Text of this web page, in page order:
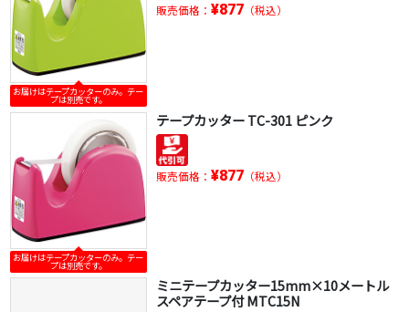
お届けはテープカッターのみ。テー
プは別売です。
販売価格： ¥877（税込）
お届けはテープカッターのみ。テー
プは別売です。
テープカッター TC-301 ピンク
販売価格： ¥877（税込）
ミニテープカッター15mm×10メートル
スペアテープ付 MTC15N